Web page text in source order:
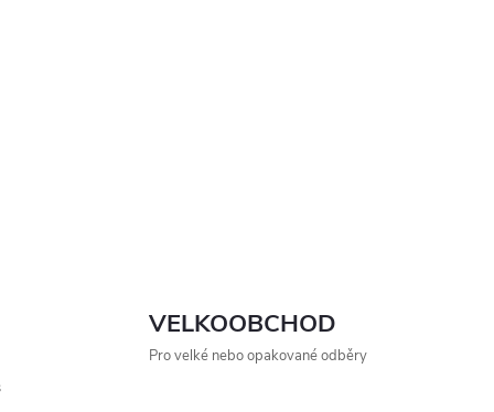
VELKOOBCHOD
Pro velké nebo opakované odběry